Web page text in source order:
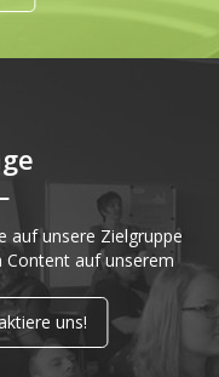
auf unsere Zielgruppe
Content auf unserem
uns!